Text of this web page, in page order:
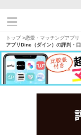
トップ>恋愛・マッチングアプリ
アプリDine（ダイン）の評判・